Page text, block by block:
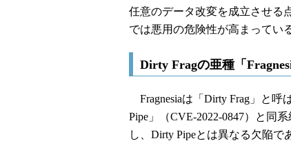
任意のデータ改変を成立させる
では悪用の危険性が高まっている
Dirty Fragの亜種「
Fragnesiaは「Dirty Frag」と
Pipe」（CVE-2022-0847）と同
し、Dirty Pipeとは異なる欠陥で